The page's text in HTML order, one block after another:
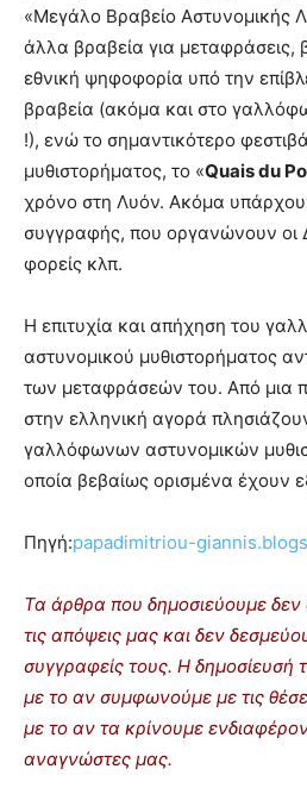
«Μεγάλο Βραβείο Αστυνομικής
άλλα βραβεία για μεταφράσεις,
εθνική ψηφοφορία υπό την
βραβεία (ακόμα και στο
!), ενώ το σημαντικότερο
μυθιστορήματος, το «Quais du
χρόνο στη Λυόν. Ακόμα
συγγραφής, που οργανώνουν οι
φορείς κλπ.
Η επιτυχία και απήχηση του
αστυνομικού μυθιστορήματος
των μεταφράσεών του. Από μια
στην ελληνική αγορά
γαλλόφωνων αστυνομικών
οποία βεβαίως ορισμένα έχουν
Πηγή:papadimitriou-
Τα άρθρα που δημοσιεύουμε
τις απόψεις μας και δεν
συγγραφείς τους. Η δημοσίευσή
με το αν συμφωνούμε με τις
με το αν τα κρίνουμε
αναγνώστες μας.